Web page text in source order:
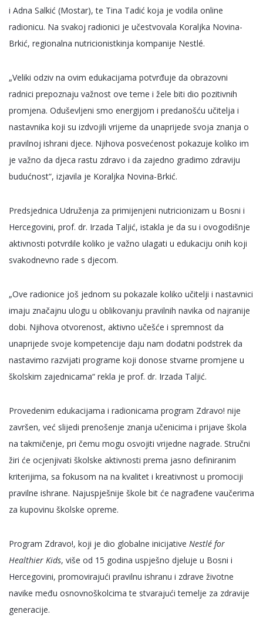
i Adna Salkić (Mostar), te Tina Tadić koja je vodila online
radionicu. Na svakoj radionici je učestvovala Koraljka Novina-
Brkić, regionalna nutricionistkinja kompanije Nestlé.
„Veliki odziv na ovim edukacijama potvrđuje da obrazovni
radnici prepoznaju važnost ove teme i žele biti dio pozitivnih
promjena. Oduševljeni smo energijom i predanošću učitelja i
nastavnika koji su izdvojili vrijeme da unaprijede svoja znanja o
pravilnoj ishrani djece. Njihova posvećenost pokazuje koliko im
je važno da djeca rastu zdravo i da zajedno gradimo zdraviju
budućnost“, izjavila je Koraljka Novina-Brkić.
Predsjednica Udruženja za primijenjeni nutricionizam u Bosni i
Hercegovini, prof. dr. Irzada Taljić, istakla je da su i ovogodišnje
aktivnosti potvrdile koliko je važno ulagati u edukaciju onih koji
svakodnevno rade s djecom.
„Ove radionice još jednom su pokazale koliko učitelji i nastavnici
imaju značajnu ulogu u oblikovanju pravilnih navika od najranije
dobi. Njihova otvorenost, aktivno učešće i spremnost da
unaprijede svoje kompetencije daju nam dodatni podstrek da
nastavimo razvijati programe koji donose stvarne promjene u
školskim zajednicama“ rekla je prof. dr. Irzada Taljić.
Provedenim edukacijama i radionicama program Zdravo! nije
završen, već slijedi prenošenje znanja učenicima i prijave škola
na takmičenje, pri čemu mogu osvojiti vrijedne nagrade. Stručni
žiri će ocjenjivati školske aktivnosti prema jasno definiranim
kriterijima, sa fokusom na na kvalitet i kreativnost u promociji
pravilne ishrane. Najuspješnije škole bit će nagrađene vaučerima
za kupovinu školske opreme.
Program Zdravo!, koji je dio globalne inicijative Nestlé for
Healthier Kids, više od 15 godina uspješno djeluje u Bosni i
Hercegovini, promovirajući pravilnu ishranu i zdrave životne
navike među osnovnoškolcima te stvarajući temelje za zdravije
generacije.